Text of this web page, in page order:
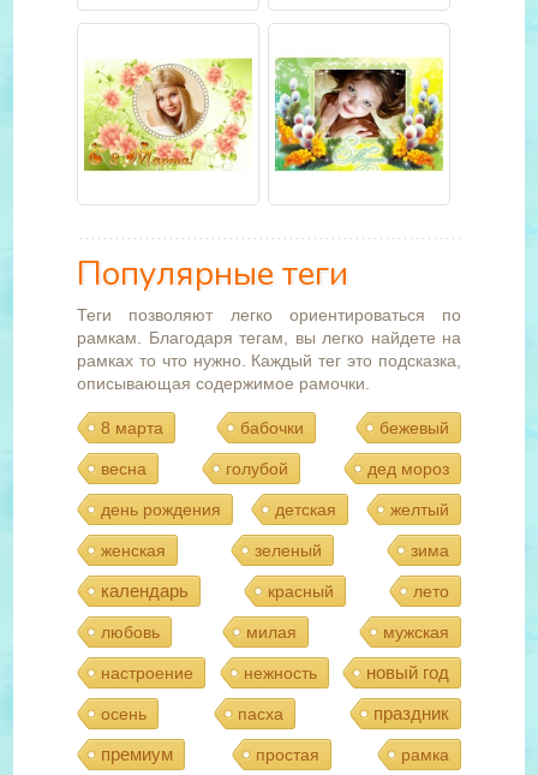
Популярные теги
Теги позволяют легко ориентироваться по
рамкам. Благодаря тегам, вы легко найдете на
рамках то что нужно. Каждый тег это подсказка,
описывающая содержимое рамочки.
8 марта бабочки бежевый
весна голубой дед мороз
день рождения детская желтый
женская зеленый зима
календарь красный лето
любовь милая мужская
настроение нежность новый год
осень пасха
праздник
премиум
простая рамка